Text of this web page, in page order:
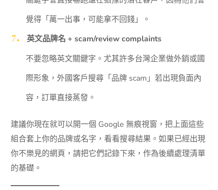
覺得「萬一出事，可能拿不回錢」。
英文品牌名 + scam/review complaints
不要忽略英文關鍵字。尤其許多台灣企業做外銷或國
際形象，外國客戶搜尋「品牌 scam」若出現負面內
容，訂單直接蒸發。
建議你現在就可以開一個 Google 無痕視窗，把上面這些
組合套上你的品牌或名字，看看搜尋結果。如果已經出現
你不樂見的網頁，請把它們記錄下來，作為後續處理清單
的基礎。